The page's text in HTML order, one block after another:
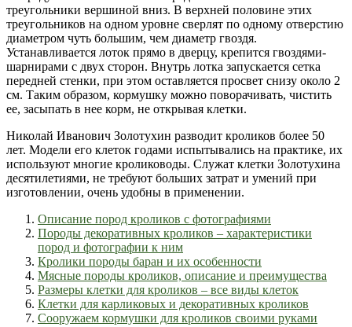
треугольники вершиной вниз. В верхней половине этих
треугольников на одном уровне сверлят по одному отверстию
диаметром чуть большим, чем диаметр гвоздя.
Устанавливается лоток прямо в дверцу, крепится гвоздями-
шарнирами с двух сторон. Внутрь лотка запускается сетка
передней стенки, при этом оставляется просвет снизу около 2
см. Таким образом, кормушку можно поворачивать, чистить
ее, засыпать в нее корм, не открывая клетки.
Николай Иванович Золотухин разводит кроликов более 50
лет. Модели его клеток годами испытывались на практике, их
используют многие кролиководы. Служат клетки Золотухина
десятилетиями, не требуют больших затрат и умений при
изготовлении, очень удобны в применении.
Описание пород кроликов с фотографиями
Породы декоративных кроликов – характеристики
пород и фотографии к ним
Кролики породы баран и их особенности
Мясные породы кроликов, описание и преимущества
Размеры клетки для кроликов – все виды клеток
Клетки для карликовых и декоративных кроликов
Сооружаем кормушки для кроликов своими руками